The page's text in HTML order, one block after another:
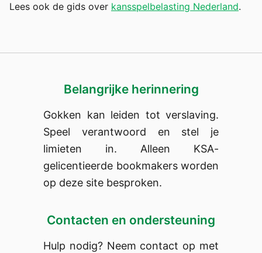
Lees ook de gids over kansspelbelasting Nederland.
Belangrijke herinnering
Gokken kan leiden tot verslaving.
Speel verantwoord en stel je
limieten in. Alleen KSA-
gelicentieerde bookmakers worden
op deze site besproken.
Contacten en ondersteuning
Hulp nodig? Neem contact op met